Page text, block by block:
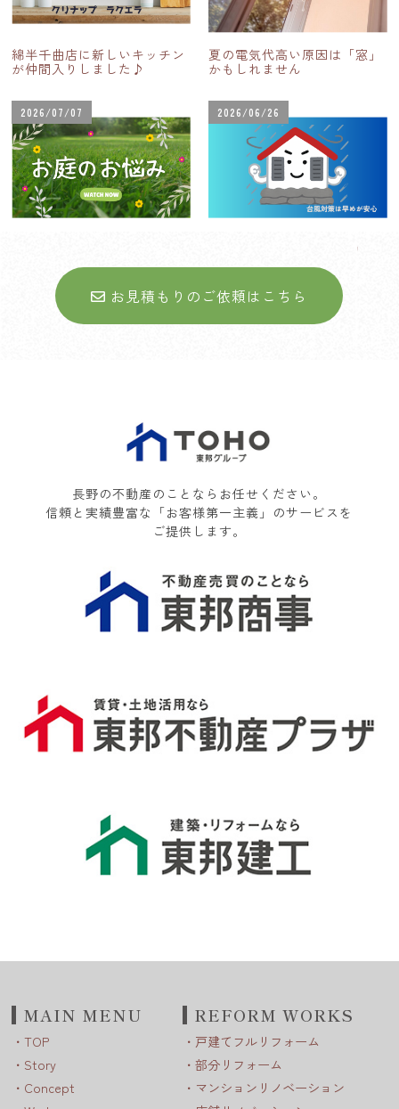
綿半千曲店に新しいキッチン
が仲間入りしました♪
夏の電気代高い原因は「窓」
かもしれません
2026/07/07 2026/06/26
台風シーズン到来！住まいの
台風対策
お見積もりのご依頼はこちら
長野の不動産のことならお任せください。
信頼と実績豊富な「お客様第一主義」のサービスを
ご提供します。
MAIN MENU
TOP
Story
Concept
REFORM WORKS
戸建てフルリフォーム
部分リフォーム
マンションリノベーション